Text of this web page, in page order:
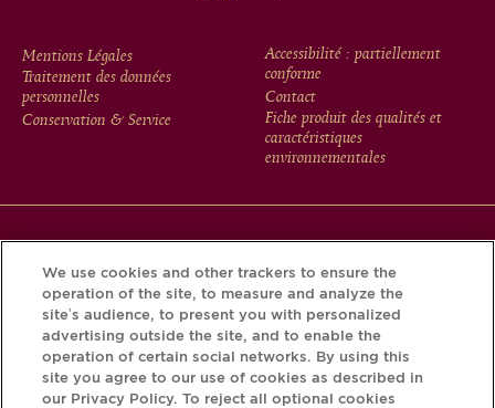
FOOTER
MENU
Mentions Légales
Traitement des données
personnelles
Conservation & Service
Accessibilité : partiellement
conforme
Contact
Fiche produit des qualités et
caractéristiques
environnementales
votre bouteille grâce au Krug iD.
We use cookies and other trackers to ensure the
operation of the site, to measure and analyze the
site’s audience, to present you with personalized
advertising outside the site, and to enable the
operation of certain social networks. By using this
site you agree to our use of cookies as described in
our Privacy Policy. To reject all optional cookies